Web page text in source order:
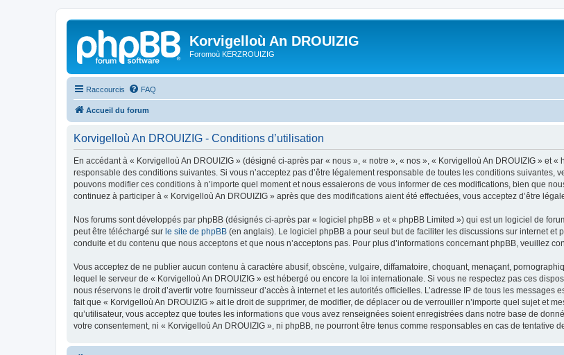
Korvigelloù An DROUIZIG
Foromoù KERZROUIZIG
Raccourcis FAQ
Accueil du forum
Korvigelloù An DROUIZIG - Conditions d’utilisation
En accédant à « Korvigelloù An DROUIZIG » (désigné ci-après par « nous », « notre », « nos », « Korvigelloù An DROUIZIG » et
responsable des conditions suivantes. Si vous n’acceptez pas d’être légalement responsable de toutes les conditions suivantes,
pouvons modifier ces conditions à n’importe quel moment et nous essaierons de vous informer de ces modifications, bien que
continuez à participer à « Korvigelloù An DROUIZIG » après que des modifications aient été effectuées, vous acceptez d’être
Nos forums sont développés par phpBB (désignés ci-après par « logiciel phpBB » et « phpBB Limited ») qui est un logiciel de
peut être téléchargé sur le site de phpBB (en anglais). Le logiciel phpBB a pour seul but de faciliter les discussions sur internet
conduite et du contenu que nous acceptons et que nous n’acceptons pas. Pour plus d’informations concernant phpBB, veuillez
Vous acceptez de ne publier aucun contenu à caractère abusif, obscène, vulgaire, diffamatoire, choquant, menaçant,
lequel le serveur de « Korvigelloù An DROUIZIG » est hébergé ou encore la loi internationale. Si vous ne respectez pas ces
nous réservons le droit d’avertir votre fournisseur d’accès à internet et les autorités officielles. L’adresse IP de tous les
fait que « Korvigelloù An DROUIZIG » ait le droit de supprimer, de modifier, de déplacer ou de verrouiller n’importe quel sujet et
qu’utilisateur, vous acceptez que toutes les informations que vous avez renseignées soient enregistrées dans notre base de
votre consentement, ni « Korvigelloù An DROUIZIG », ni phpBB, ne pourront être tenus comme responsables en cas de tentative